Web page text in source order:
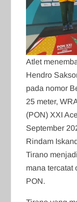
Atlet
Hendro
pada nomor
25 meter,
(PON) XXI
September
Rindam
Tirano
mana tercatat
PON.